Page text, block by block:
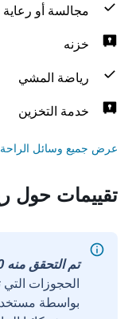
مجالسة أو
خزنه
رياضة المشي
خدمة التخزين
عرض جميع وسائل الراحة
تقييمات حول
تم التحقق منه 100%
الحجوزات